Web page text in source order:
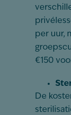
per uur,
€150
De